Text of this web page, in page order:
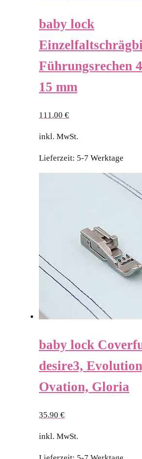
baby lock
Führungsrechen
15 mm
111.00 €
inkl. MwSt.
Lieferzeit: 5-7 Werktage
baby lock
desire3,
Ovation, Gloria
35.90 €
inkl. MwSt.